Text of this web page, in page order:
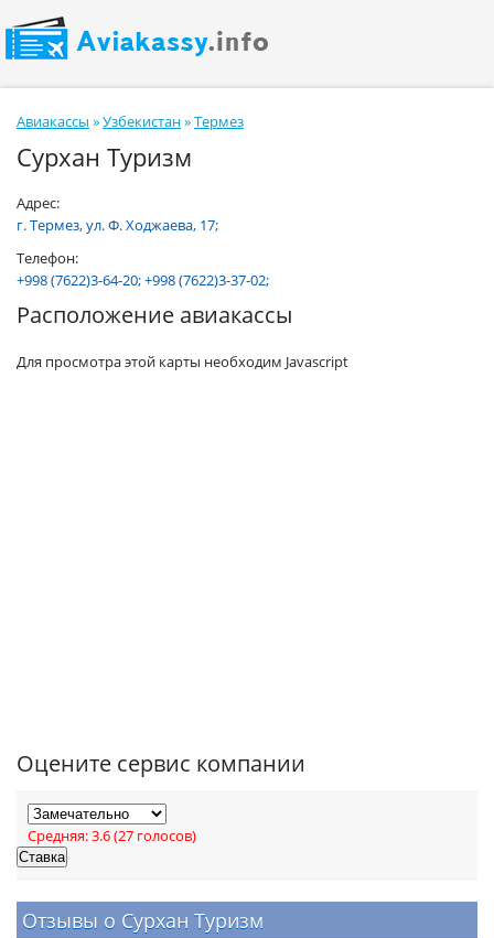
Авиакассы »Узбекистан»Термез
Сурхан Туризм
Адрес:
г. Термез, ул. Ф. Ходжаева, 17;
Телефон:
+998 (7622)3-64-20; +998 (7622)3-37-02;
Расположение авиакассы
Для просмотра этой карты необходим Javascript
Оцените сервис компании
Средняя:3.6(27 голосов)
Отзывы о Сурхан Туризм